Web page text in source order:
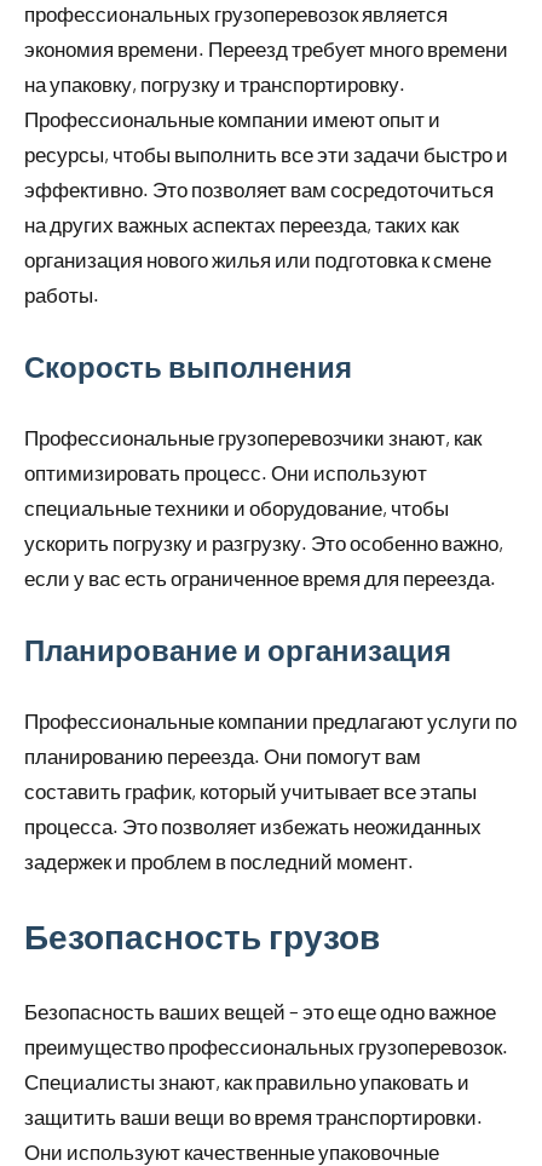
профессиональных грузоперевозок является
экономия времени. Переезд требует много времени
на упаковку, погрузку и транспортировку.
Профессиональные компании имеют опыт и
ресурсы, чтобы выполнить все эти задачи быстро и
эффективно. Это позволяет вам сосредоточиться
на других важных аспектах переезда, таких как
организация нового жилья или подготовка к смене
работы.
Скорость выполнения
Профессиональные грузоперевозчики знают, как
оптимизировать процесс. Они используют
специальные техники и оборудование, чтобы
ускорить погрузку и разгрузку. Это особенно важно,
если у вас есть ограниченное время для переезда.
Планирование и организация
Профессиональные компании предлагают услуги по
планированию переезда. Они помогут вам
составить график, который учитывает все этапы
процесса. Это позволяет избежать неожиданных
задержек и проблем в последний момент.
Безопасность грузов
Безопасность ваших вещей – это еще одно важное
преимущество профессиональных грузоперевозок.
Специалисты знают, как правильно упаковать и
защитить ваши вещи во время транспортировки.
Они используют качественные упаковочные